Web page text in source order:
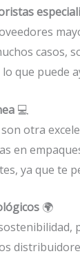
casos,
que puede
💻
otra
en
ya que te
🌍